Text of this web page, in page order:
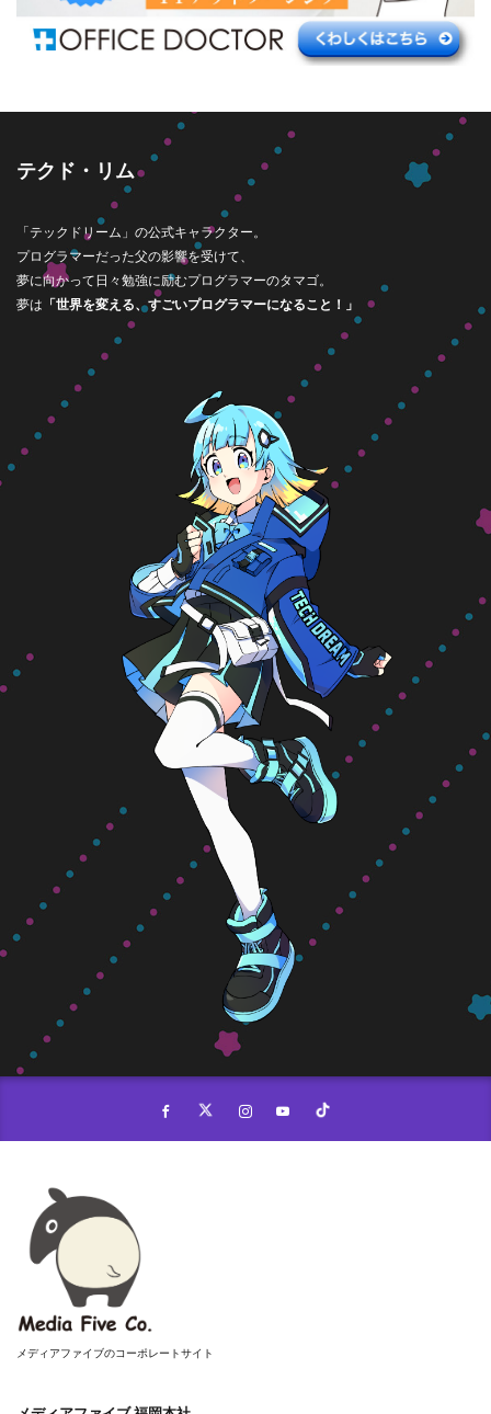
テクド・リム
「テックドリーム」の公式キャラクター。
プログラマーだった父の影響を受けて、
夢に向かって日々勉強に励むプログラマーのタマゴ。
夢は 「世界を変える、すごいプログラマーになること！」
メディアファイブのコーポレートサイト